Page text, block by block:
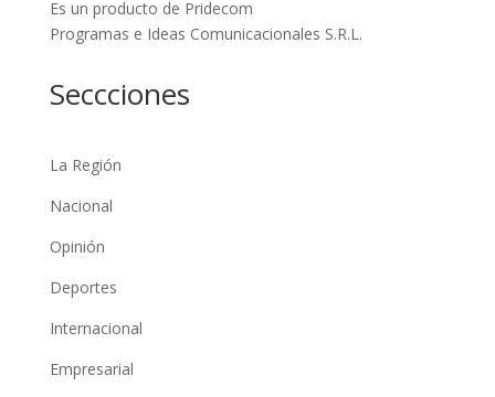
Es un producto de Pridecom
Programas e Ideas Comunicacionales S.R.L.
Seccciones
La Región
Nacional
Opinión
Deportes
Internacional
Empresarial